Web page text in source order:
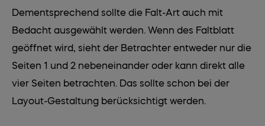
Dementsprechend sollte die Falt-Art auch mit
Bedacht ausgewählt werden. Wenn des Faltblatt
geöffnet wird, sieht der Betrachter entweder nur die
Seiten 1 und 2 nebeneinander oder kann direkt alle
vier Seiten betrachten. Das sollte schon bei der
Layout-Gestaltung berücksichtigt werden.